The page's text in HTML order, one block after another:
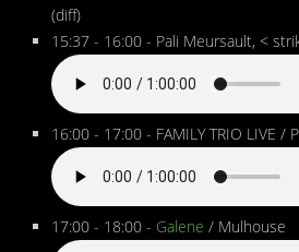
(diff)
15:37 - 16:00 - Pali Meursault, <
16:00 - 17:00 - FAMILY TRIO LIVE /
17:00 - 18:00 - Galene / Mulhouse